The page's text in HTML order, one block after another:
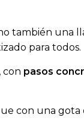
también una
para todos.
con pasos
con una